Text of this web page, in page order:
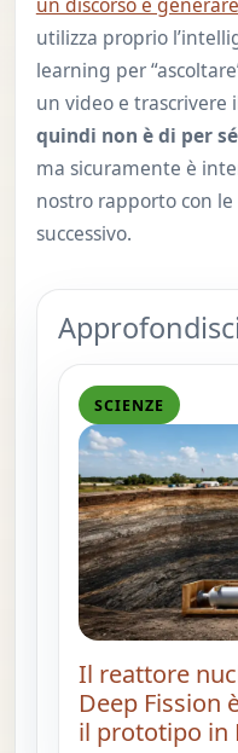
un discorso e
utilizza proprio
learning per
un video e trascrivere
quindi non è di per
ma sicuramente è
nostro rapporto con
successivo.
SCIENZE
Il reattore
Deep Fission
il prototipo in